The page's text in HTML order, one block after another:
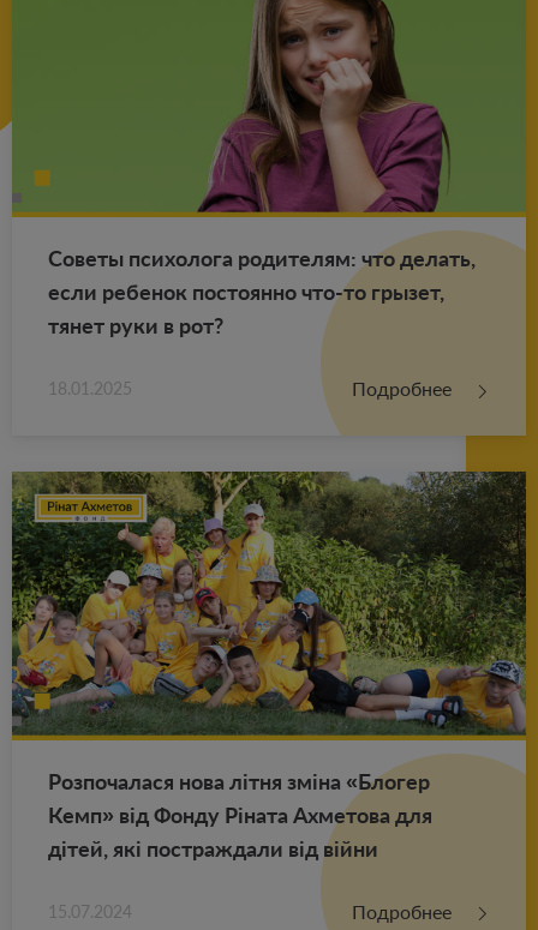
Со­ве­ты пси­хо­ло­га ро­ди­те­лям: что де­лать,
если ре­бе­нок по­сто­ян­но что-то гры­зет,
тянет руки в рот?
18.01.2025 Подробнее
Роз­по­ча­ла­ся нова літня зміна «Бло­гер
Кемп» від Фонду Ріната Ах­ме­то­ва для
дітей, які по­ст­раж­да­ли від війни
15.07.2024 Подробнее